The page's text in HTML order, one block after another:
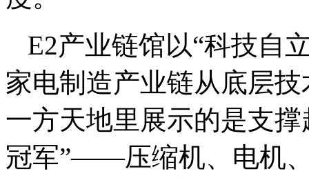
E2产业链馆以“科技自
家电制造产业链从底层
一方天地里展示的是支
冠军”——压缩机、电机